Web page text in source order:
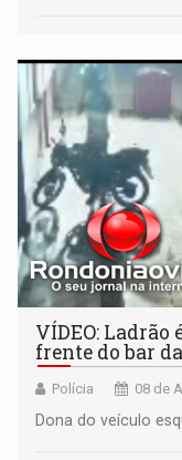
VÍDEO:
frente do bar
Polícia 08 de
Dona do veículo